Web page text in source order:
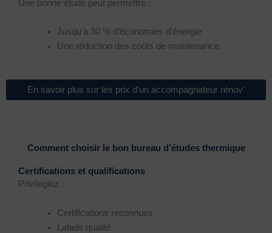
Une bonne étude peut permettre :
Jusqu’à 30 % d’économies d’énergie
Une réduction des coûts de maintenance
En savoir plus sur les prix d'un accompagnateur rénov'
Comment choisir le bon bureau d’études thermique
Certifications et qualifications
Privilégiez :
Certifications reconnues
Labels qualité